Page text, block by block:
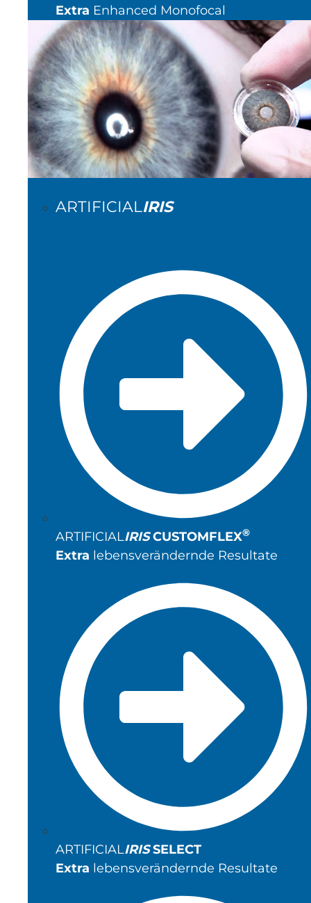
Extra Enhanced Monofocal
ARTIFICIALIRIS
ARTIFICIALIRIS CUSTOMFLEX®
Extra lebensverändernde Resultate
ARTIFICIALIRISSELECT
Extra lebensverändernde Resultate